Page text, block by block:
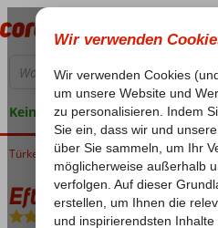
Keine versteckten Kosten
Home
Türkei Türkische Riviera Alanya Turkler
Eftalia Village
All Inclusive- Hotel